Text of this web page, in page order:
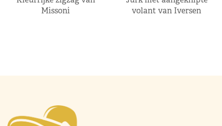
Missoni
volant van Iversen